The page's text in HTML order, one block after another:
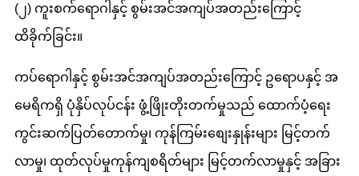
(၂) ကူးစက်ရောဂါနှင့် စွမ်းအင်အကျပ်အတည်းကြောင့်
ထိခိုက်ခြင်း။
ကပ်ရောဂါနှင့် စွမ်းအင်အကျပ်အတည်းကြောင့် ဥရောပနှင့် အ
မေရိကရှိ ပုံနှိပ်လုပ်ငန်း ဖွံ့ဖြိုးတိုးတက်မှုသည် ထောက်ပံ့ရေး
ကွင်းဆက်ပြတ်တောက်မှု၊ ကုန်ကြမ်းစျေးနှုန်းများ မြင့်တက်
လာမှု၊ ထုတ်လုပ်မှုကုန်ကျစရိတ်များ မြင့်တက်လာမှုနှင့် အခြား